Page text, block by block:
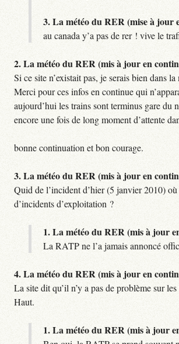
3.La météo du RER (mise à jour
au canada y’a pas de rer ! vive le
2.La météo du RER (mis à jour en
Si ce site n’existait pas, je serais bien dans la
Merci pour ces infos en continue qui
aujourd’hui les trains sont terminus gare du
encore une fois de long moment d’attente
bonne continuation et bon courage.
3.La météo du RER (mis à jour en
Quid de l’incident d’hier (5 janvier 2010)
d’incidents d’exploitation ?
1.La météo du RER (mis à jour
La RATP ne l’a jamais annoncé
4.La météo du RER (mis à jour en
La site dit qu’il n’y a pas de problème sur
Haut.
1.La météo du RER (mis à jour